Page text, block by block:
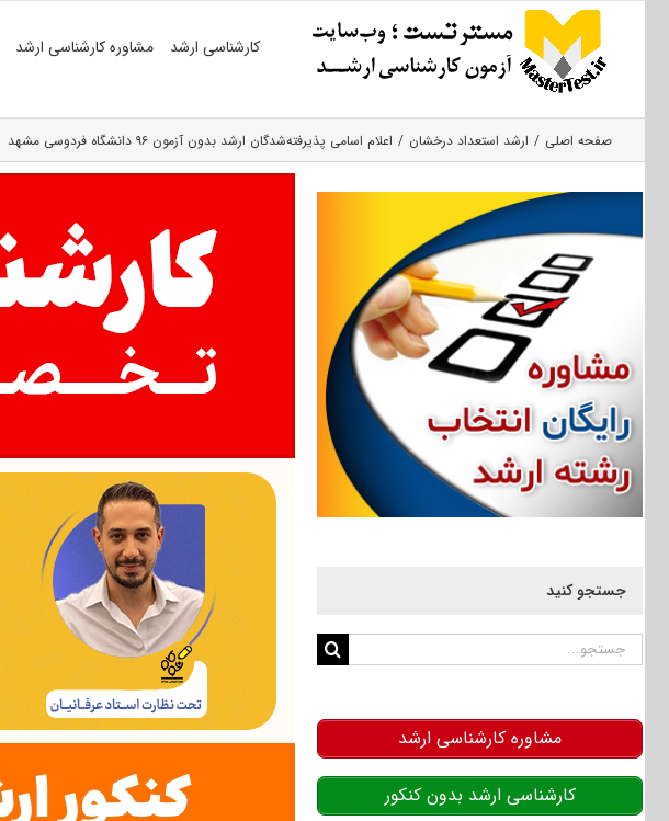
کارشناسی ارشد مشاوره کارشناسی ارشد
صفحه اصلی ارشد استعداد درخشان اعلام اسامی پذیرفته‌شدگان ارشد بدون آزمون ۹۶ دانشگاه فردوسی مشهد
جستجو کنید
جستجو
مشاوره کارشناسی ارشد
کارشناسی ارشد بدون کنکور